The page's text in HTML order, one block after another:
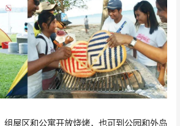
组屋区和公寓开放烧烤，也可到公园和外岛